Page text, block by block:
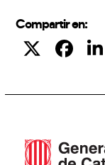
Compartir en: